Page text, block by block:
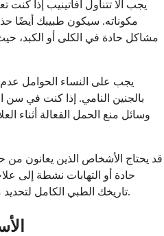
يجب ألا تتناول أفاتينيب إذا
مكوناته. سيكون طبيبك أيضًا
مشاكل حادة في الكلى أو الكبد،
يجب على النساء الحوامل عدم
بالجنين النامي. إذا كنت في سن
وسائل منع الحمل الفعالة أثناء
قد يحتاج الأشخاص الذين يعانون من
حادة أو التهابات نشطة إلى
تاريخك الطبي الكامل لتحديد ما إذا كان أفاتينيب مناسبًا لحالتك.